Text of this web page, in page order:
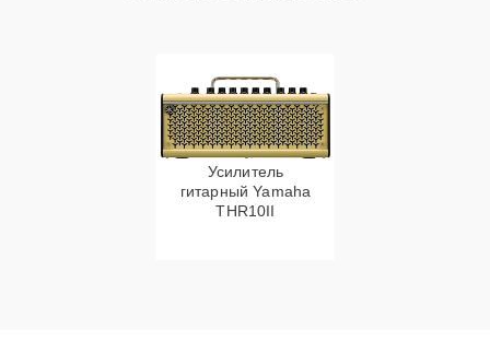
Усилитель
гитарный Yamaha
THR10II